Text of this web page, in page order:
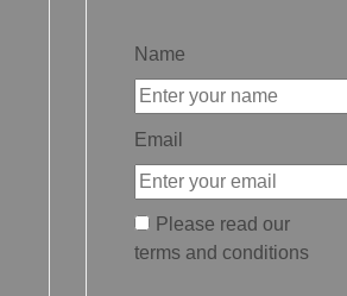
Name
Email
Please read our
terms and conditions